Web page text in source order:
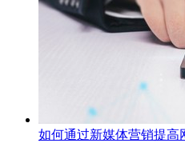
如何通过新媒体营销提高